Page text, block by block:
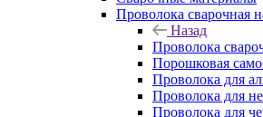
Проволока сварочная
Назад
Проволока
Порошковая
Проволока для
Проволока для
Проволока для